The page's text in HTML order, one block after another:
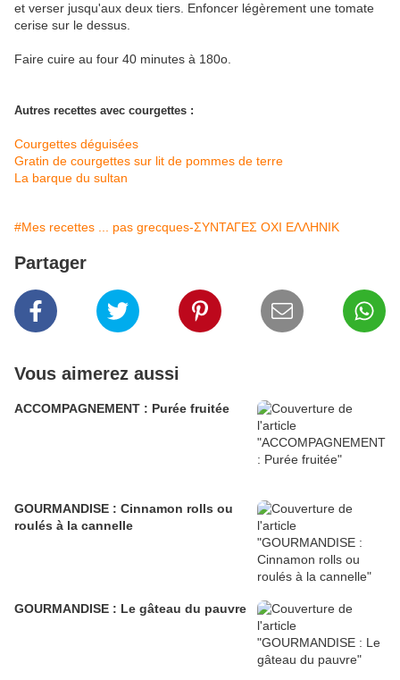
et verser jusqu'aux deux tiers. Enfoncer légèrement une tomate
cerise sur le dessus.
Faire cuire au four 40 minutes à 180o.
Autres recettes avec courgettes :
Courgettes déguisées
Gratin de courgettes sur lit de pommes de terre
La barque du sultan
#Mes recettes ... pas grecques-ΣΥΝΤΑΓΕΣ ΟΧΙ ΕΛΛΗΝΙΚ
Partager
Vous aimerez aussi
ACCOMPAGNEMENT : Purée fruitée
GOURMANDISE : Cinnamon rolls ou
roulés à la cannelle
GOURMANDISE : Le gâteau du pauvre